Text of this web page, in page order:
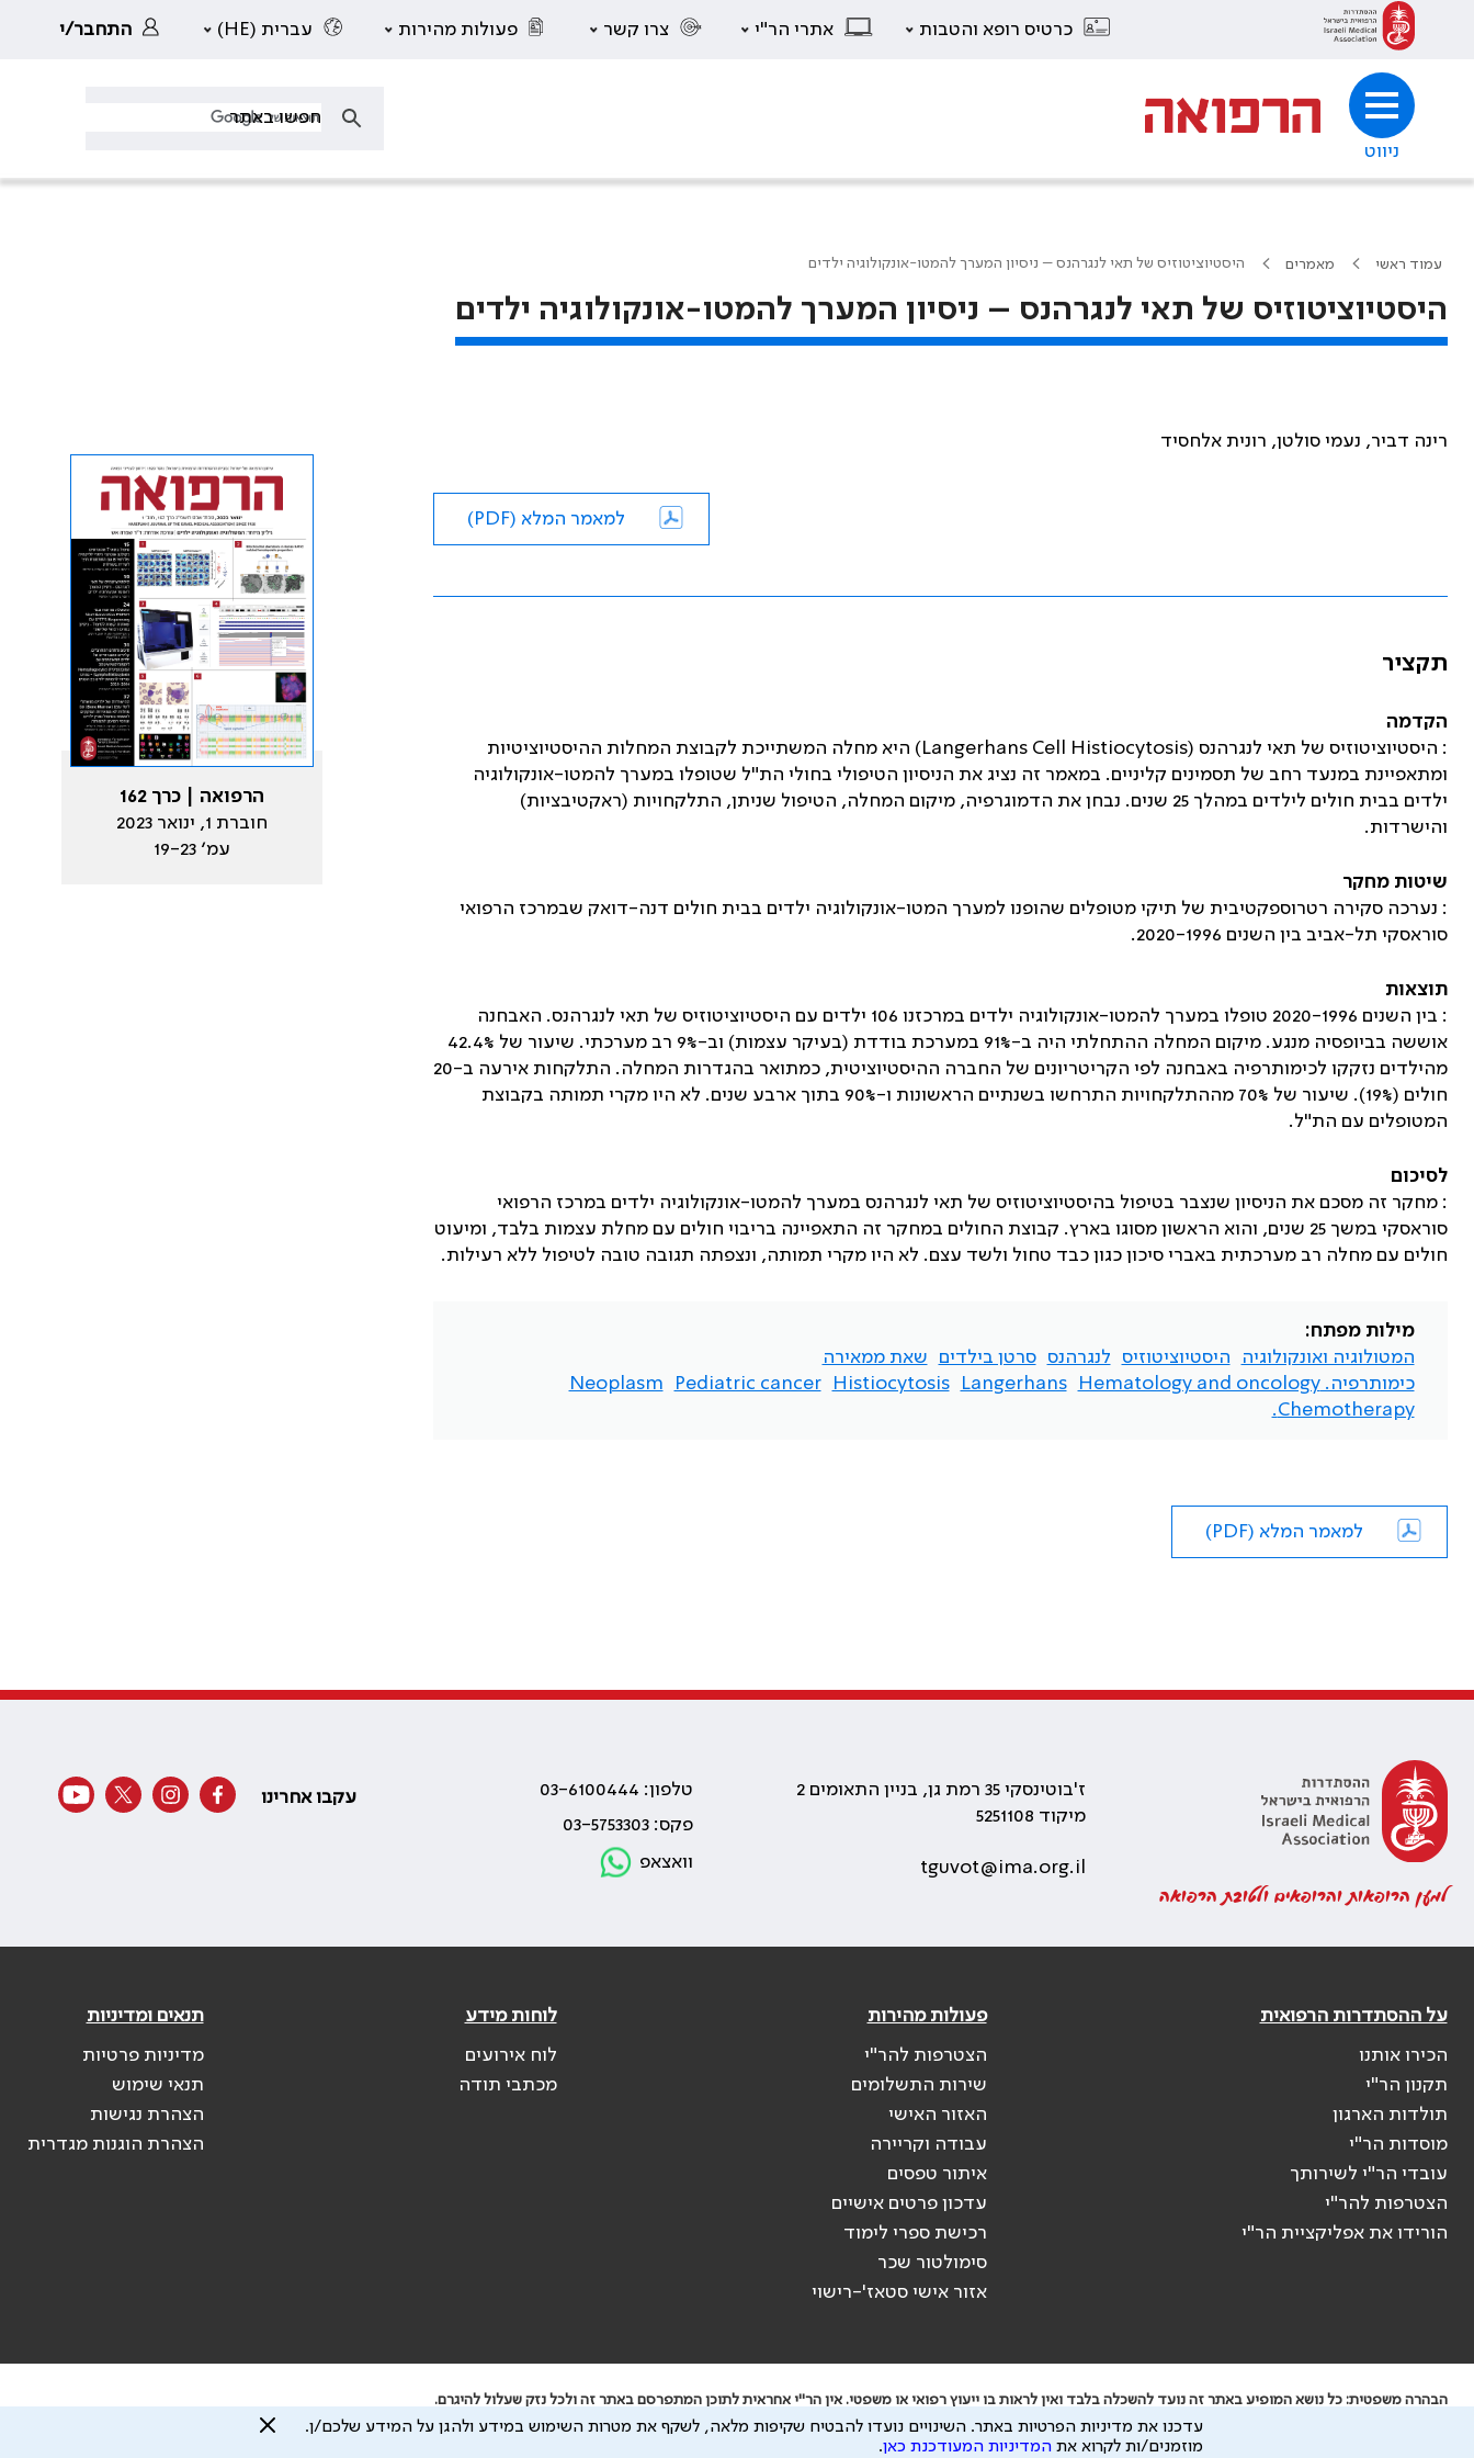
כרטיס רופא והטבות אתרי הר"י צרו קשר פעולות מהירות עברית (HE) התחבר/י
ניווט
עמוד ראשי מאמרים היסטיוציטוזיס של תאי לנגרהנס – ניסיון המערך להמטו-אונקולוגיה ילדים
היסטיוציטוזיס של תאי לנגרהנס – ניסיון המערך להמטו-אונקולוגיה ילדים
רינה דביר, נעמי סולטן, רונית אלחסיד
למאמר המלא (PDF)
תקציר
הקדמה
: היסטיוציטוזיס של תאי לנגרהנס (Langerhans Cell Histiocytosis) היא מחלה המשתייכת לקבוצת המחלות ההיסטיוציטיות
ומתאפיינת במנעד רחב של תסמינים קליניים. במאמר זה נציג את הניסיון הטיפולי בחולי הת"ל שטופלו במערך להמטו-אונקולוגיה
ילדים בבית חולים לילדים במהלך 25 שנים. נבחן את הדמוגרפיה, מיקום המחלה, הטיפול שניתן, התלקחויות (ראקטיבציות)
והישרדות.
שיטות מחקר
: נערכה סקירה רטרוספקטיבית של תיקי מטופלים שהופנו למערך המטו-אונקולוגיה ילדים בבית חולים דנה-דואק שבמרכז הרפואי
סוראסקי תל-אביב בין השנים 2020-1996.
תוצאות
: בין השנים 2020-1996 טופלו במערך להמטו-אונקולוגיה ילדים במרכזנו 106 ילדים עם היסטיוציטוזיס של תאי לנגרהנס. האבחנה
אוששה בביופסיה מנגע. מיקום המחלה ההתחלתי היה ב-91% במערכת בודדת (בעיקר עצמות) וב-9% רב מערכתי. שיעור של 42.4%
מהילדים נזקקו לכימותרפיה באבחנה לפי הקריטריונים של החברה ההיסטיוציטית, כמתואר בהגדרות המחלה. התלקחות אירעה ב-20
חולים (19%). שיעור של 70% מההתלקחויות התרחשו בשנתיים הראשונות ו-90% בתוך ארבע שנים. לא היו מקרי תמותה בקבוצת
המטופלים עם הת"ל.
לסיכום
: מחקר זה מסכם את הניסיון שנצבר בטיפול בהיסטיוציטוזיס של תאי לנגרהנס במערך להמטו-אונקולוגיה ילדים במרכז הרפואי
סוראסקי במשך 25 שנים, והוא הראשון מסוגו בארץ. קבוצת החולים במחקר זה התאפיינה בריבוי חולים עם מחלת עצמות בלבד, ומיעוט
חולים עם מחלה רב מערכתית באברי סיכון כגון כבד טחול ולשד עצם. לא היו מקרי תמותה, ונצפתה תגובה טובה לטיפול ללא רעילות.
מילות מפתח:
המטולוגיה ואונקולוגיה
היסטיוציטוזיס לנגרהנס סרטן בילדים
שאת ממאירה
כימותרפיה. Hematology and oncology
Langerhans
Histiocytosis
Pediatric cancer
Neoplasm
Chemotherapy.
למאמר המלא (PDF)
הרפואה | כרך 162
חוברת 1, ינואר 2023
עמ׳ 19-23
למען הרופאות והרופאים ולטובת הרפואה
ז'בוטינסקי 35 רמת גן, בניין התאומים 2
מיקוד 5251108
tguvot@ima.org.il
טלפון: 03-6100444
פקס: 03-5753303
וואצאפ
עקבו אחרינו
על ההסתדרות הרפואית
הכירו אותנו
תקנון הר"י
תולדות הארגון
מוסדות הר"י
עובדי הר"י לשירותך
הצטרפות להר"י
הורידו את אפליקציית הר"י
פעולות מהירות
הצטרפות להר"י
שירות התשלומים
האזור האישי
עבודה וקריירה
איתור טפסים
עדכון פרטים אישיים
רכישת ספרי לימוד
סימולטור שכר
אזור אישי סטאז'-רישוי
לוחות מידע
לוח אירועים
מכתבי תודה
תנאים ומדיניות
מדיניות פרטיות
תנאי שימוש
הצהרת נגישות
הצהרת הוגנות מגדרית
הבהרה משפטית: כל נושא המופיע באתר זה נועד להשכלה בלבד ואין לראות בו ייעוץ רפואי או משפטי. אין הר"י אחראית לתוכן המתפרסם באתר זה ולכל נזק שעלול להיגרם.
ידוע לי שהר"י אוספת ושומרת מידע אישי לצורך מתן השרות וכי חלק ממנו עשוי להיות מועבר לצדדים שלישיים, הכל בכפוף למדיניות הפרטיותול תנאי השימוש
עדכנו את מדיניות הפרטיות באתר. השינויים נועדו להבטיח שקיפות מלאה, לשקף את מטרות השימוש במידע ולהגן על המידע שלכם/ן.
מוזמנים/ות לקרוא את המדיניות המעודכנת כאן.